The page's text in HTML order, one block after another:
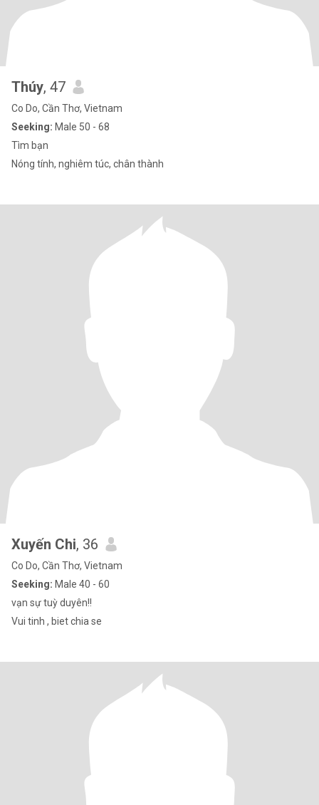
Thúy, 47
Co Do, Cần Thơ, Vietnam
Seeking: Male 50 - 68
Tìm bạn
Nóng tính, nghiêm túc, chân thành
Xuyến Chi, 36
Co Do, Cần Thơ, Vietnam
Seeking: Male 40 - 60
vạn sự tuỳ duyên!!
Vui tinh , biet chia se